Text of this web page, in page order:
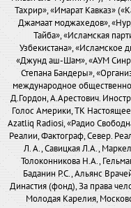
Тахрир», «Имарат Кавказ»
Джамаат моджахедов»,
Тайба», «Исламская
Узбекистана», «Исламское
«Джунд аш-Шам», «АУМ
Степана Бандеры»,
международное
Д.Гордон, А.Арестович.
Голос Америки, ТК
Azatliq Radiosi, «Радио
Реалии, Фактограф, Север.
Л. А., Савицкая Л.А.,
Толоконникова Н.А.,
Баданин Р.С., Альянс
Династия (фонд), За права
Молодая Карелия,